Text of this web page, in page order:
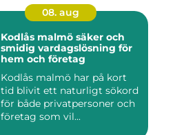
08. aug
Kodlås malmö säker och
smidig vardagslösning för
hem och företag
Kodlås malmö har på kort
tid blivit ett naturligt sökord
för både privatpersoner och
företag som vil...